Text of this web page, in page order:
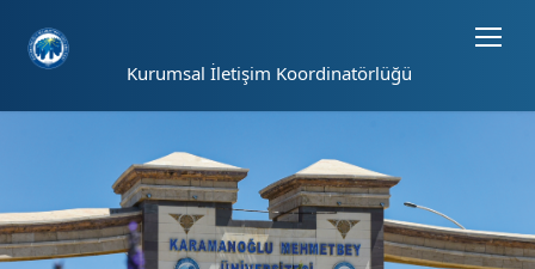
Kurumsal İletişim Koordinatörlüğü